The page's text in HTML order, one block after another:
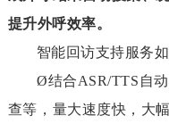
提升外呼效率。
智能回访支持服务如
Ø结合ASR/TTS自
查等，量大速度快，大